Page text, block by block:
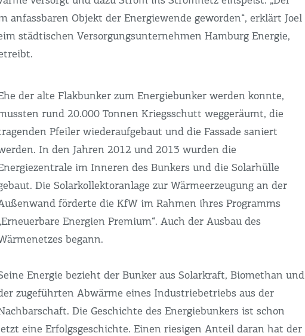
anfassbaren Objekt der Energiewende geworden“, erklärt Joel
städtischen Versorgungsunternehmen Hamburg Energie,
der alte Flakbunker zum Energiebunker werden konnte,
rund 20.000 Tonnen Kriegsschutt weggeräumt, die
Pfeiler wiederaufgebaut und die Fassade saniert
In den Jahren 2012 und 2013 wurden die
im Inneren des Bunkers und die Solarhülle
Die Solarkollektoranlage zur Wärmeerzeugung an der
förderte die KfW im Rahmen ihres Programms
Energien Premium“. Auch der Ausbau des
begann.
Energie bezieht der Bunker aus Solarkraft, Biomethan und
zugeführten Abwärme eines Industriebetriebs aus der
Die Geschichte des Energiebunkers ist schon
eine Erfolgsgeschichte. Einen riesigen Anteil daran hat der